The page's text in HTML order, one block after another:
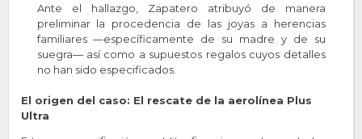
Ante el hallazgo, Zapatero atribuyó de manera
preliminar la procedencia de las joyas a herencias
familiares —específicamente de su madre y de su
suegra— así como a supuestos regalos cuyos detalles
no han sido especificados.
El origen del caso: El rescate de la aerolínea Plus
Ultra